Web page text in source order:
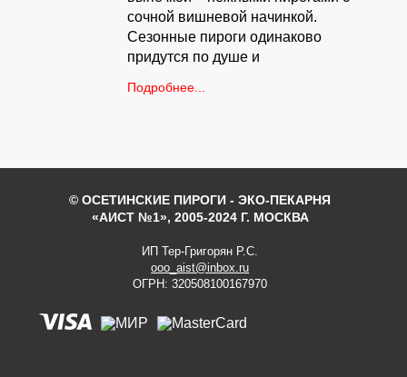
сочной вишневой начинкой.
Сезонные пироги одинаково
придутся по душе и
Подробнее...
© ОСЕТИНСКИЕ ПИРОГИ - ЭКО-ПЕКАРНЯ
«АИСТ №1», 2005-2024 Г. МОСКВА
ИП Тер-Григорян Р.С.
ooo_aist@inbox.ru
ОГРН: 320508100167970